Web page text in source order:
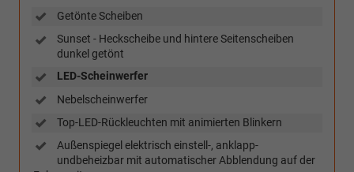
Getönte Scheiben
Sunset - Heckscheibe und hintere Seitenscheiben
dunkel getönt
LED-Scheinwerfer
Nebelscheinwerfer
Top-LED-Rückleuchten mit animierten Blinkern
Außenspiegel elektrisch einstell-, anklapp-
undbeheizbar mit automatischer Abblendung auf der